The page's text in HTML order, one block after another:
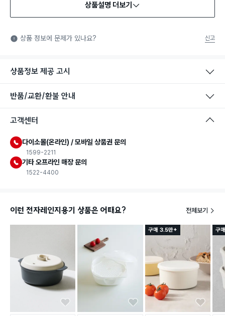
식품용 기구: 식품위생법에서 정한 규격에 따라 제조되어 식품 또
는 식품첨가물에 사용할 수 있는 식품용기구라는 표시입니다.
상품설명 더보기
상품 정보에 문제가 있나요? 신고
상품정보 제공 고시
반품/교환/환불 안내
고객센터
다이소몰(온라인) / 모바일 상품권 문의
1599-2211
기타 오프라인 매장 문의
1522-4400
이런 전자레인지용기 상품은 어때요? 전체보기
구매 3.5만+ 구